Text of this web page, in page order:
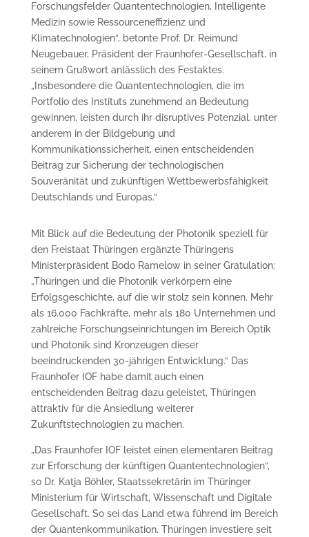
Forschungsfelder Quantentechnologien, Intelligente
Medizin sowie Ressourceneffizienz und
Klimatechnologien“, betonte Prof. Dr. Reimund
Neugebauer, Präsident der Fraunhofer-Gesellschaft, in
seinem Grußwort anlässlich des Festaktes.
„Insbesondere die Quantentechnologien, die im
Portfolio des Instituts zunehmend an Bedeutung
gewinnen, leisten durch ihr disruptives Potenzial, unter
anderem in der Bildgebung und
Kommunikationssicherheit, einen entscheidenden
Beitrag zur Sicherung der technologischen
Souveränität und zukünftigen Wettbewerbsfähigkeit
Deutschlands und Europas.“
Mit Blick auf die Bedeutung der Photonik speziell für
den Freistaat Thüringen ergänzte Thüringens
Ministerpräsident Bodo Ramelow in seiner Gratulation:
„Thüringen und die Photonik verkörpern eine
Erfolgsgeschichte, auf die wir stolz sein können. Mehr
als 16.000 Fachkräfte, mehr als 180 Unternehmen und
zahlreiche Forschungseinrichtungen im Bereich Optik
und Photonik sind Kronzeugen dieser
beeindruckenden 30-jährigen Entwicklung.“ Das
Fraunhofer IOF habe damit auch einen
entscheidenden Beitrag dazu geleistet, Thüringen
attraktiv für die Ansiedlung weiterer
Zukunftstechnologien zu machen.
„Das Fraunhofer IOF leistet einen elementaren Beitrag
zur Erforschung der künftigen Quantentechnologien“,
so Dr. Katja Böhler, Staatssekretärin im Thüringer
Ministerium für Wirtschaft, Wissenschaft und Digitale
Gesellschaft. So sei das Land etwa führend im Bereich
der Quantenkommunikation. Thüringen investiere seit